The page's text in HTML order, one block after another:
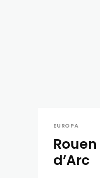
EUROPA
d’Arc